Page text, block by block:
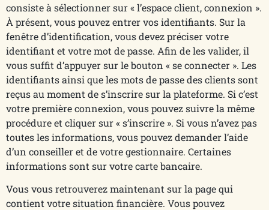
consiste à sélectionner sur « l’espace client, connexion ».
À présent, vous pouvez entrer vos identifiants. Sur la
fenêtre d’identification, vous devez préciser votre
identifiant et votre mot de passe. Afin de les valider, il
vous suffit d’appuyer sur le bouton « se connecter ». Les
identifiants ainsi que les mots de passe des clients sont
reçus au moment de s’inscrire sur la plateforme. Si c’est
votre première connexion, vous pouvez suivre la même
procédure et cliquer sur « s’inscrire ». Si vous n’avez pas
toutes les informations, vous pouvez demander l’aide
d’un conseiller et de votre gestionnaire. Certaines
informations sont sur votre carte bancaire.
Vous vous retrouverez maintenant sur la page qui
contient votre situation financière. Vous pouvez